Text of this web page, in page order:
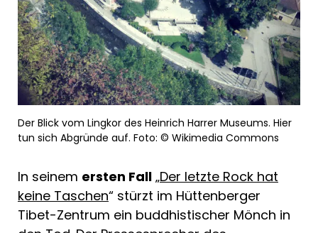
Der Blick vom Lingkor des Heinrich Harrer Museums. Hier
tun sich Abgründe auf. Foto: © Wikimedia Commons
In seinem ersten Fall „Der letzte Rock hat
keine Taschen“ stürzt im Hüttenberger
Tibet-Zentrum ein buddhistischer Mönch in